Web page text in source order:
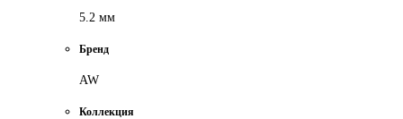
5.2 мм
Бренд
AW
Коллекция